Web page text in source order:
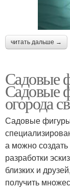
читать дальше →
Садовые
Садовые
огорода
Садовые
а можно
разработки
близких и
получить